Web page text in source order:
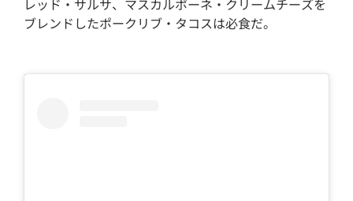
ブレンドしたポークリブ・タコスは必食だ。